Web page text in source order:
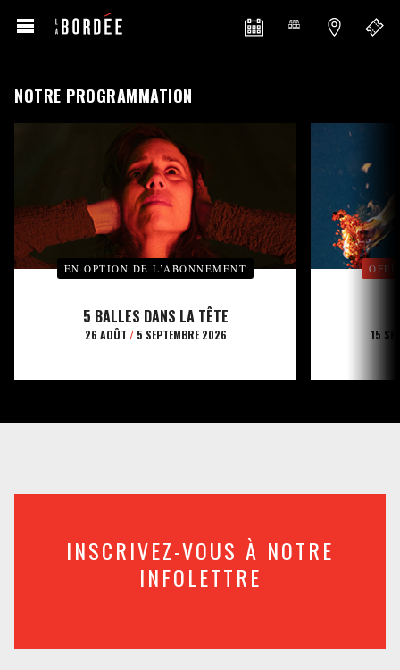
NOTRE PROGRAMMATION
EN OPTION DE L’ABONNEMENT
5 BALLES DANS LA TÊTE
26 AOÛT /5 SEPTEMBRE 2026 15
INSCRIVEZ-VOUS À NOTRE
INFOLETTRE